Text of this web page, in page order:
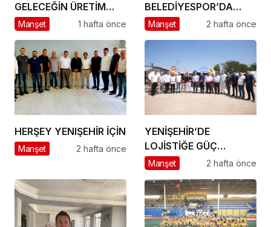
GELECEĞİN ÜRETİM
ÜSSÜ YESAN’A
Manşet 1 hafta önce
BELEDİYESPOR’DA
GÜÇLÜ YÖNETİM,
Manşet 2 hafta önce
HERŞEY YENIŞEHİR İÇİN
Manşet 2 hafta önce
YENİŞEHİR’DE
LOJİSTİĞE GÜÇ
KATACAK ADIM
Manşet 2 hafta önce